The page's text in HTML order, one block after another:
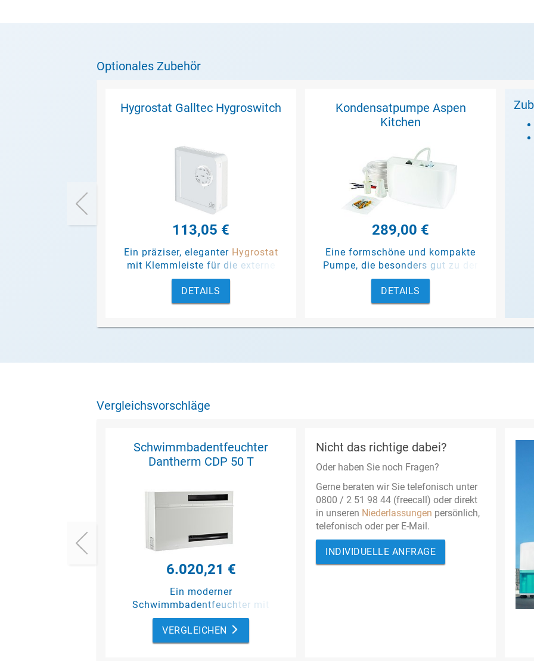
Optionales Zubehör
Hygrostat Galltec Hygroswitch
113,05 €
Ein präziser, eleganter Hygrostat
mit Klemmleiste für die externe
Steuerung von Luftentfeuchtern.
DETAILS
Kondensatpumpe Aspen
Kitchen
289,00 €
Eine formschöne und kompakte
Pumpe, die besonders gut zu der
Serie Dantherm CDF passt.
DETAILS
Vergleichsvorschläge
Schwimmbadentfeuchter
Dantherm CDP 50 T
6.020,21 €
Ein moderner
Schwimmbadentfeuchter mit
umfangreichen
Ausstattungsoptionen für
Schwimmhallen mit einer
VERGLEICHEN
Nicht das richtige dabei?
Oder haben Sie noch Fragen?
Gerne beraten wir Sie telefonisch unter
0800 / 2 51 98 44 (freecall) oder direkt
in unseren Niederlassungen persönlich,
telefonisch oder per E-Mail.
INDIVIDUELLE ANFRAGE